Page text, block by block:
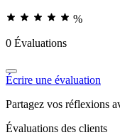
%
0 Évaluations
Écrire une évaluation
Partagez vos réflexions
Évaluations des clients